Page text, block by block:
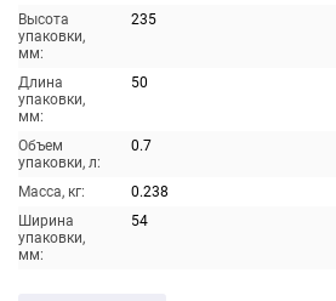
Высота
упаковки,
мм:
235
Длина
упаковки,
мм:
50
Объем
упаковки, л:
0.7
Масса, кг:
0.238
Ширина
упаковки,
мм:
54